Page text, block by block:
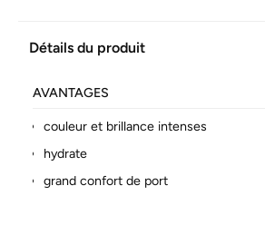
Détails du produit
AVANTAGES
couleur et brillance intenses
hydrate
grand confort de port